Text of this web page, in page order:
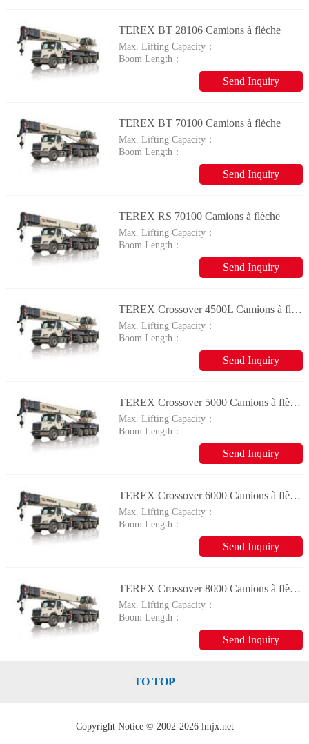
TEREX BT 28106 Camions à flèche
Max. Lifting Capacity：
Boom Length：
Send Inquiry
TEREX BT 70100 Camions à flèche
Max. Lifting Capacity：
Boom Length：
Send Inquiry
TEREX RS 70100 Camions à flèche
Max. Lifting Capacity：
Boom Length：
Send Inquiry
TEREX Crossover 4500L Camions à flèche
Max. Lifting Capacity：
Boom Length：
Send Inquiry
TEREX Crossover 5000 Camions à flèche
Max. Lifting Capacity：
Boom Length：
Send Inquiry
TEREX Crossover 6000 Camions à flèche
Max. Lifting Capacity：
Boom Length：
Send Inquiry
TEREX Crossover 8000 Camions à flèche
Max. Lifting Capacity：
Boom Length：
Send Inquiry
TO TOP
Copyright Notice © 2002-2026 lmjx.net